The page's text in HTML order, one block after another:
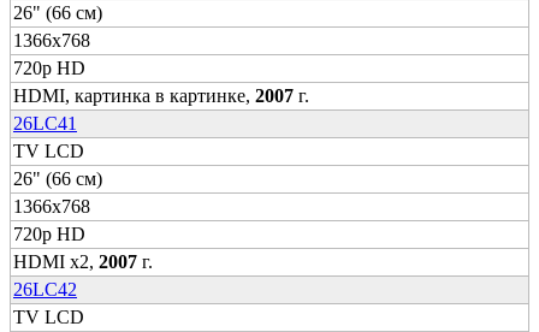
26" (66 см)
1366x768
720p HD
HDMI, картинка в картинке, 2007 г.
26LC41
TV LCD
26" (66 см)
1366x768
720p HD
HDMI x2, 2007 г.
26LC42
TV LCD